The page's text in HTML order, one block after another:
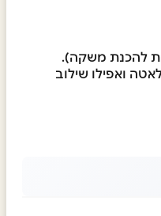
לאטה ואפילו שילוב